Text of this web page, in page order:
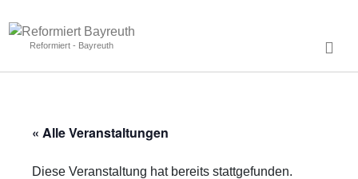
Reformiert - Bayreuth
« Alle Veranstaltungen
Diese Veranstaltung hat bereits stattgefunden.